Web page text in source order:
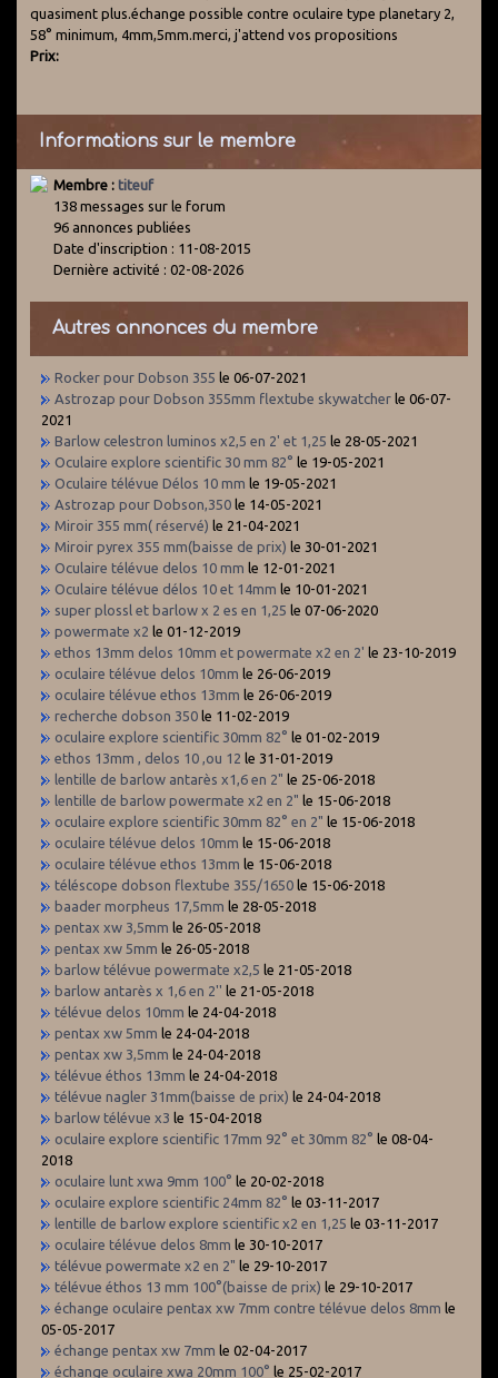
quasiment plus.échange possible contre oculaire type planetary 2,
58° minimum, 4mm,5mm.merci, j'attend vos propositions
Prix:
Informations sur le membre
Membre : titeuf
138 messages sur le forum
96 annonces publiées
Date d'inscription : 11-08-2015
Dernière activité : 02-08-2026
Autres annonces du membre
Rocker pour Dobson 355 le 06-07-2021
Astrozap pour Dobson 355mm flextube skywatcher le 06-07-
2021
Barlow celestron luminos x2,5 en 2' et 1,25 le 28-05-2021
Oculaire explore scientific 30 mm 82° le 19-05-2021
Oculaire télévue Délos 10 mm le 19-05-2021
Astrozap pour Dobson,350 le 14-05-2021
Miroir 355 mm( réservé) le 21-04-2021
Miroir pyrex 355 mm(baisse de prix) le 30-01-2021
Oculaire télévue delos 10 mm le 12-01-2021
Oculaire télévue délos 10 et 14mm le 10-01-2021
super plossl et barlow x 2 es en 1,25 le 07-06-2020
powermate x2 le 01-12-2019
ethos 13mm delos 10mm et powermate x2 en 2' le 23-10-2019
oculaire télévue delos 10mm le 26-06-2019
oculaire télévue ethos 13mm le 26-06-2019
recherche dobson 350 le 11-02-2019
oculaire explore scientific 30mm 82° le 01-02-2019
ethos 13mm , delos 10 ,ou 12 le 31-01-2019
lentille de barlow antarès x1,6 en 2" le 25-06-2018
lentille de barlow powermate x2 en 2" le 15-06-2018
oculaire explore scientific 30mm 82° en 2" le 15-06-2018
oculaire télévue delos 10mm le 15-06-2018
oculaire télévue ethos 13mm le 15-06-2018
téléscope dobson flextube 355/1650 le 15-06-2018
baader morpheus 17,5mm le 28-05-2018
pentax xw 3,5mm le 26-05-2018
pentax xw 5mm le 26-05-2018
barlow télévue powermate x2,5 le 21-05-2018
barlow antarès x 1,6 en 2'' le 21-05-2018
télévue delos 10mm le 24-04-2018
pentax xw 5mm le 24-04-2018
pentax xw 3,5mm le 24-04-2018
télévue éthos 13mm le 24-04-2018
télévue nagler 31mm(baisse de prix) le 24-04-2018
barlow télévue x3 le 15-04-2018
oculaire explore scientific 17mm 92° et 30mm 82° le 08-04-
2018
oculaire lunt xwa 9mm 100° le 20-02-2018
oculaire explore scientific 24mm 82° le 03-11-2017
lentille de barlow explore scientific x2 en 1,25 le 03-11-2017
oculaire télévue delos 8mm le 30-10-2017
télévue powermate x2 en 2" le 29-10-2017
télévue éthos 13 mm 100°(baisse de prix) le 29-10-2017
échange oculaire pentax xw 7mm contre télévue delos 8mm le
05-05-2017
échange pentax xw 7mm le 02-04-2017
échange oculaire xwa 20mm 100° le 25-02-2017